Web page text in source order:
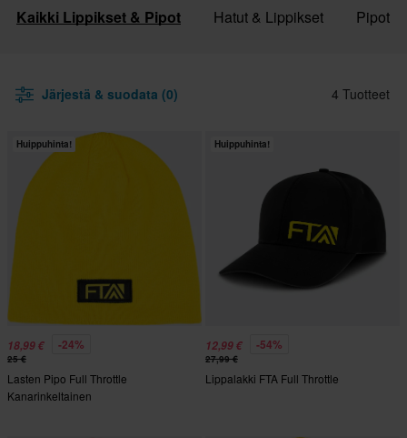
Kaikki Lippikset & Pipot Hatut & Lippikset Pipot
Järjestä & suodata (0) 4 Tuotteet
Huippuhinta!
18,99 € -24%
25 €
Lasten Pipo Full Throttle
Kanarinkeltainen
Huippuhinta!
12,99 € -54%
27,99 €
Lippalakki FTA Full Throttle